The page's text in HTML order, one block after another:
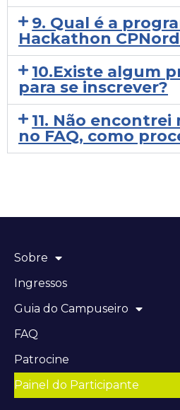
9. Qual é a
Hackathon
10.Existe algum
para se inscrever?
11. Não
no FAQ, como
Sobre
Ingressos
Guia do Campuseiro
FAQ
Patrocine
Painel do Participante